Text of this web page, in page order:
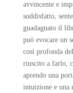
avvincente e
soddisfatto,
guadagnato il
può evocare un
così profonda
riuscito a farlo,
aprendo una
intuizione e una